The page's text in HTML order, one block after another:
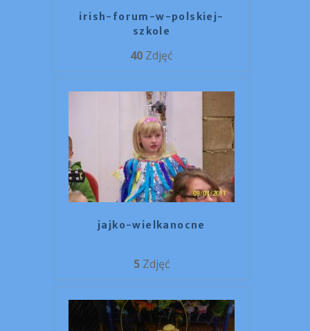
irish-forum-w-polskiej-
szkole
40 Zdjęć
jajko-wielkanocne
5Zdjęć